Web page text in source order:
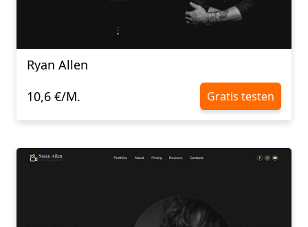
Ryan Allen
10,6 €/M.
Gratis testen